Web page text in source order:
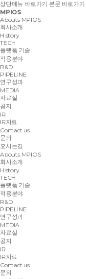
상단메뉴 바로가기 본문 바로가기
MPIOS
Abouts MPIOS
회사소개
History
TECH
플랫폼 기술
적용분야
R&D
PIPELINE
연구성과
MEDIA
자료실
공지
IR
IR자료
Contact us
문의
오시는길
Abouts MPIOS
회사소개
History
TECH
플랫폼 기술
적용분야
R&D
PIPELINE
연구성과
MEDIA
자료실
공지
IR
IR자료
Contact us
문의